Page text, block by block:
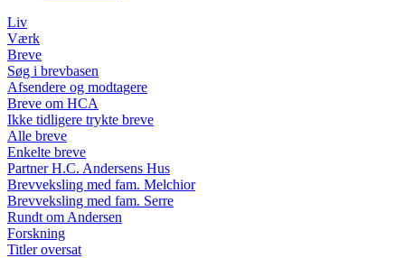
Liv
Værk
Breve
Søg i brevbasen
Afsendere og modtagere
Breve om HCA
Ikke tidligere trykte breve
Alle breve
Enkelte breve
Partner H.C. Andersens Hus
Brevveksling med fam. Melchior
Brevveksling med fam. Serre
Rundt om Andersen
Forskning
Titler oversat